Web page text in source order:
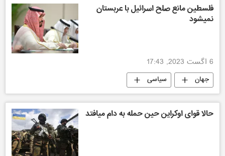
فلسطین مانع صلح اسرائیل با عربستان
نمیشود
6 اگست 2023, 17:43
جهان سیاسی
حالا قوای اوکراین حین حمله به دام میافتد